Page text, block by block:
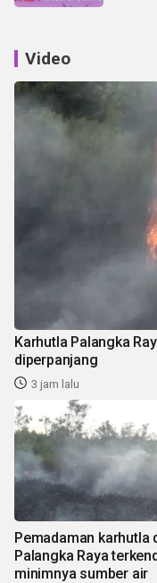
Video
Karhutla Palangka
diperpanjang
3 jam lalu
Pemadaman karhutla
Palangka Raya
minimnya sumber air